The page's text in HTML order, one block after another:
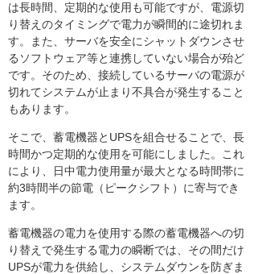
は長時間、定期的な使用も可能ですが、電源切
り替えのタイミングで電力が瞬間的に途切れま
す。また、サーバを安全にシャットダウンさせ
るソフトウェア等と連携していない場合が殆ど
です。そのため、接続しているサーバの電源が
切れてシステムが止まり不具合が発生すること
もあります。
そこで、蓄電機器とUPSを組合せることで、長
時間かつ定期的な使用を可能にしました。これ
により、日中電力使用量が最大となる時間帯に
約3時間半の節電（ピークシフト）に寄与でき
ます。
蓄電機器の電力を使用する際の蓄電機器への切
り替えで発生する電力の瞬断では、その間だけ
UPSが電力を供給し、システムダウンを防ぎま